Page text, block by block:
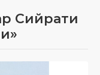
Сийрати